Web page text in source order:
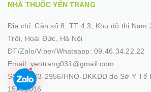
NHÀ THUỐC YẾN TRANG
Địa chỉ:Căn số 8, TT 4.3, Khu đô thị Nam
Trôi, Hoài Đức, Hà Nội
ĐT/Zalo/Viber/Whatsapp: 09.46.34.22.22
Email: yentrang031@gmail.com
Số GP:03-2956/HNO-DKKDD do Sở Y Tế
15/4/2016